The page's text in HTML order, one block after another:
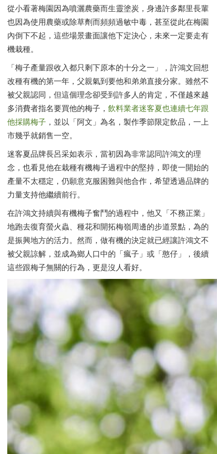
從小看著梅園因為噴灑農藥而生靈塗炭，身邊許多鄰里長輩
也因為使用農藥或除草劑而頻頻過敏中毒，甚至從此在梅園
內倒下不起，這些場景畫面讓他下定決心，未來一定要走有
機栽種。
「梅子產量跟收入都只剩下原本的十分之一」，許鴻文回想
改種有機的第一年，父親氣到要他和弟弟直接分家。雖然不
被父親認同，但這個理念卻受到許多人的肯定，不僅越來越
多消費者指名要買他的梅子， 飲料業者迷客夏也連續七年跟
他採購梅子 ，並以「阿文」為名，製作季節限定飲品，一上
市幾乎就銷售一空。
迷客夏品牌長呂采如表示，當初因為非常認同許鴻文的理
念，也看見他在栽種有機梅子過程中的堅持，即使一開始的
產量不太穩定，仍願意克服困難與他合作，希望透過品牌的
力量支持他繼續前行。
在許鴻文持續與有機梅子奮鬥的過程中，他又「不務正業」
地跑去復育螢火蟲、種花和開拓梅嶺周邊的步道景點，為的
是振興地方的活力。然而，做有機的決定就已經讓許鴻文不
被父親諒解，並成為鄉人口中的「瘋子」或「憨仔」，後續
這些跟梅子無關的行為，更是沒人看好。